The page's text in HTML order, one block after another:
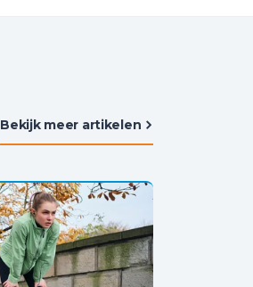
Bekijk meer artikelen